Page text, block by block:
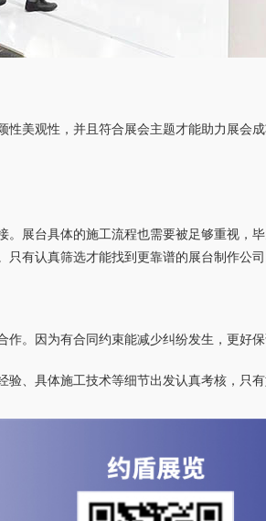
美观性，并且符合展会主题才能助力展
展台具体的施工流程也需要被足够重视
有认真筛选才能找到更靠谱的展台制作公司
。因为有合同约束能减少纠纷发生，更好保
、具体施工技术等细节出发认真考核，只有